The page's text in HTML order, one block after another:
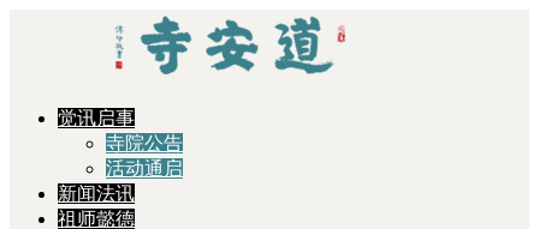
觉讯启事
寺院公告
活动通启
新闻法讯
祖师懿德